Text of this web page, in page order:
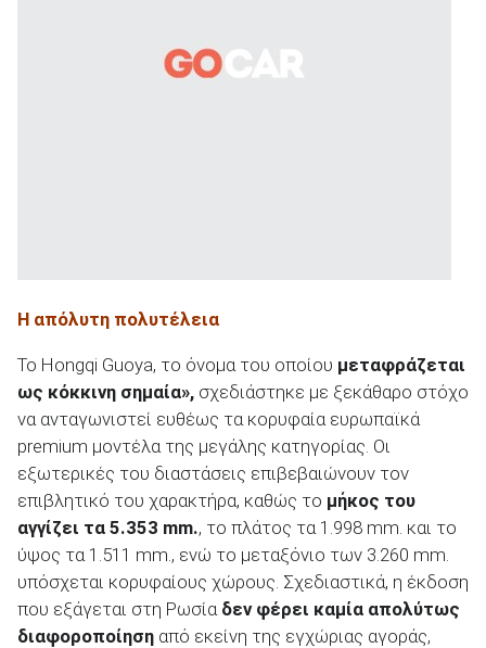
Η απόλυτη πολυτέλεια
Το Hongqi Guoya, το όνομα του οποίου μεταφράζεται
ως κόκκινη σημαία», σχεδιάστηκε με ξεκάθαρο στόχο
να ανταγωνιστεί ευθέως τα κορυφαία ευρωπαϊκά
premium μοντέλα της μεγάλης κατηγορίας. Οι
εξωτερικές του διαστάσεις επιβεβαιώνουν τον
επιβλητικό του χαρακτήρα, καθώς το μήκος του
αγγίζει τα 5.353 mm., το πλάτος τα 1.998 mm. και το
ύψος τα 1.511 mm., ενώ το μεταξόνιο των 3.260 mm.
υπόσχεται κορυφαίους χώρους. Σχεδιαστικά, η έκδοση
που εξάγεται στη Ρωσία δεν φέρει καμία απολύτως
διαφοροποίηση από εκείνη της εγχώριας αγοράς,